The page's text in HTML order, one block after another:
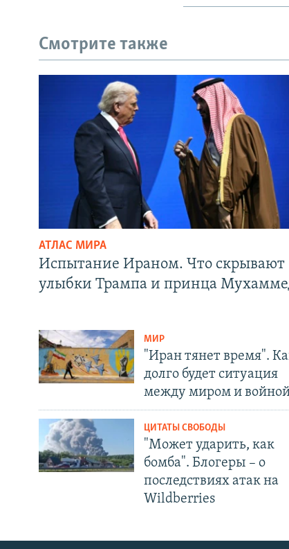
Смотрите также
АТЛАС МИРА
Испытание Ираном. Что скрывают
улыбки Трампа и принца
МИР
"Иран тянет время".
долго будет ситуация
между миром и
ЦИТАТЫ СВОБОДЫ
"Может ударить, как
бомба". Блогеры – о
последствиях атак на
Wildberries